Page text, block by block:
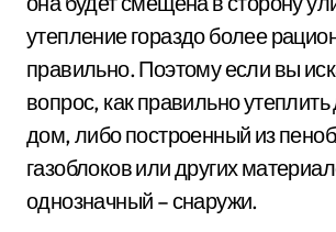
утепление гораздо более
правильно. Поэтому если вы
вопрос, как правильно
дом, либо построенный из
газоблоков или других
однозначный – снаружи.